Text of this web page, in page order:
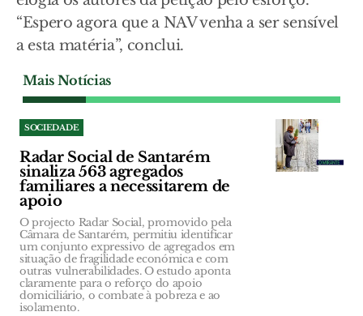
“Espero agora que a NAV venha a ser sensível
a esta matéria”, conclui.
Mais Notícias
SOCIEDADE
Radar Social de Santarém
sinaliza 563 agregados
familiares a necessitarem de
apoio
O projecto Radar Social, promovido pela
Câmara de Santarém, permitiu identificar
um conjunto expressivo de agregados em
situação de fragilidade económica e com
outras vulnerabilidades. O estudo aponta
claramente para o reforço do apoio
domiciliário, o combate à pobreza e ao
isolamento.